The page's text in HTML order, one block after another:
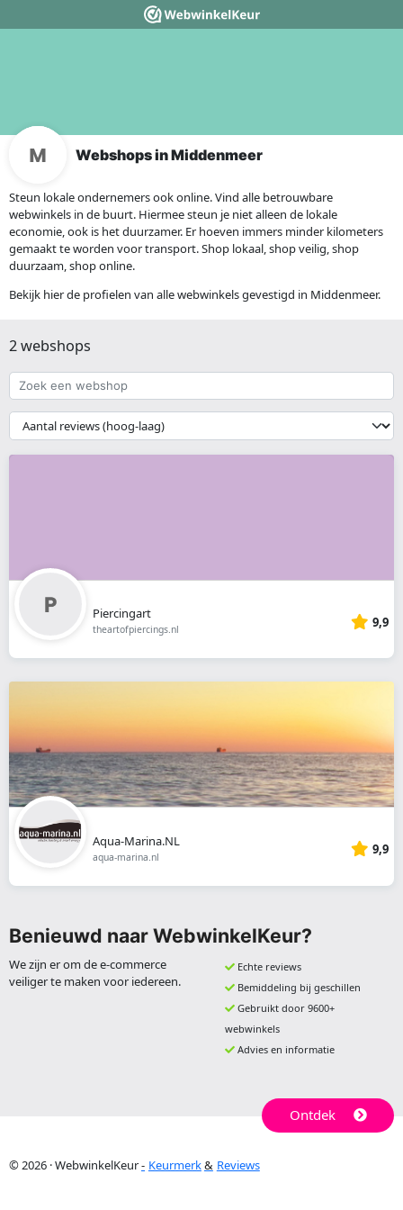
Webshops in Middenmeer
Steun lokale ondernemers ook online. Vind alle betrouwbare
webwinkels in de buurt. Hiermee steun je niet alleen de lokale
economie, ook is het duurzamer. Er hoeven immers minder kilometers
gemaakt te worden voor transport. Shop lokaal, shop veilig, shop
duurzaam, shop online.
Bekijk hier de profielen van alle webwinkels gevestigd in Middenmeer.
2 webshops
Zoek
een
webshop
{{
__('Sort')
}}
Piercingart
theartofpiercings.nl 9,9
Aqua-Marina.NL
aqua-marina.nl 9,9
Benieuwd naar WebwinkelKeur?
We zijn er om de e-commerce
veiliger te maken voor iedereen.
Echte reviews
Bemiddeling bij geschillen
Gebruikt door 9600+
webwinkels
Advies en informatie
Ontdek
© 2026 · WebwinkelKeur Keurmerk Reviews